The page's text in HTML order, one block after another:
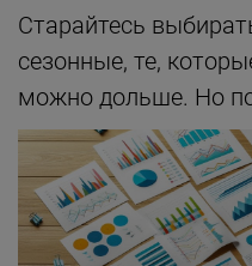
Старайтесь
сезонные, те,
можно дольше. Но